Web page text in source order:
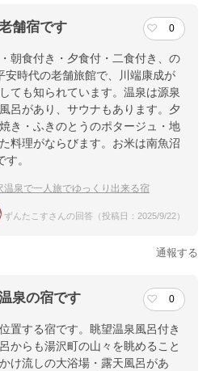
舗宿です 0
朝食付き・夕食付・二食付き、の
安時代の老舗旅館で、川端康成が
ても知られています。温泉は源泉
呂があり、サウナもあります。夕
き・ふきのとうのポタージュ・地
料理がならびます。お米は南魚沼
。
温泉で一人旅でゆっくり出来る宿
ずんたこすさんの回答（投稿日：2025/9/22）
通報する
泉の宿です 0
置する宿です。眺望温泉風呂付き
からも湯沢町の山々を眺めること
け流しの大浴場・露天風呂があ